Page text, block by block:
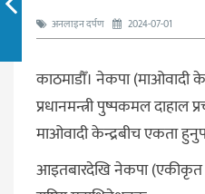
अनलाइन दर्पण 2024-07-01
काठमाडौँ। नेकपा (माओवादी
प्रधानमन्त्री पुष्पकमल दाहाल
माओवादी केन्द्रबीच एकता
आइतबारदेखि नेकपा (एकीकृत